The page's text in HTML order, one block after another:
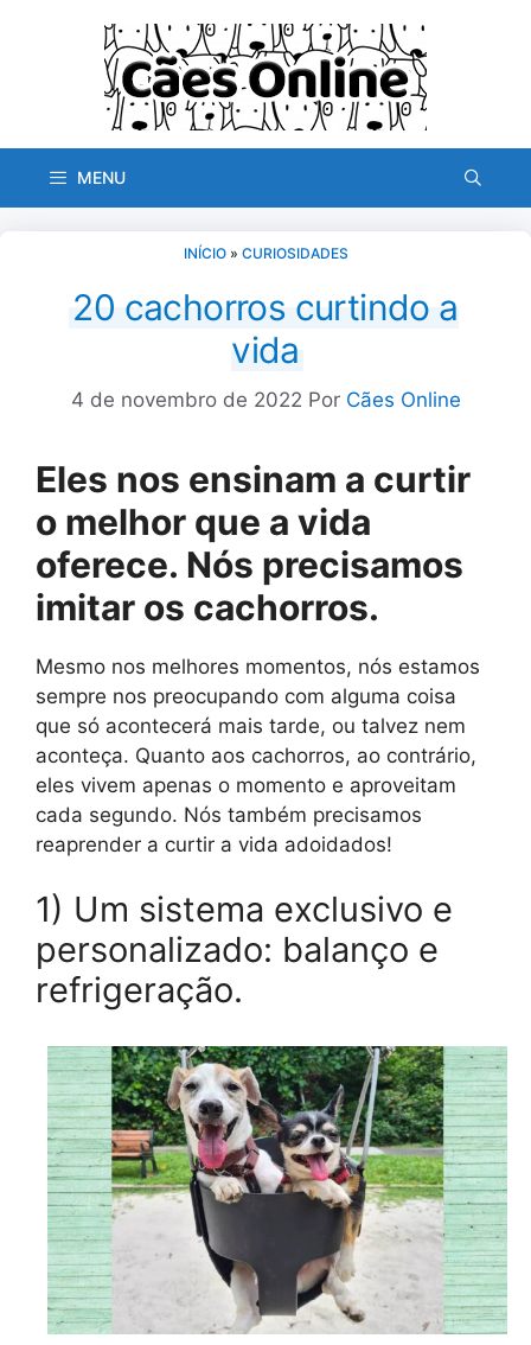
MENU
INÍCIO» CURIOSIDADES
20 cachorros curtindo a
vida
4 de novembro de 2022 Por Cães Online
Eles nos ensinam a curtir
o melhor que a vida
oferece. Nós precisamos
imitar os cachorros.
Mesmo nos melhores momentos, nós estamos
sempre nos preocupando com alguma coisa
que só acontecerá mais tarde, ou talvez nem
aconteça. Quanto aos cachorros, ao contrário,
eles vivem apenas o momento e aproveitam
cada segundo. Nós também precisamos
reaprender a curtir a vida adoidados!
1) Um sistema exclusivo e
personalizado: balanço e
refrigeração.